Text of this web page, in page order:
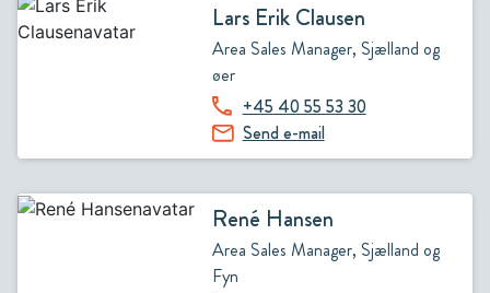
Lars Erik Clausen
Area Sales Manager, Sjælland og
øer
+45 40 55 53 30
Send e-mail
René Hansen
Area Sales Manager, Sjælland og
Fyn